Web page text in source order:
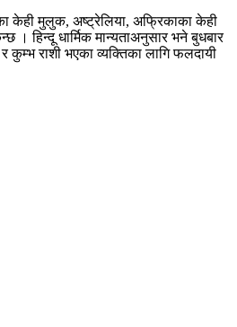
केही मुलुक, अष्ट्रेलिया, अफ्रिकाका केही
। हिन्दू धार्मिक मान्यताअनुसार भने बुधबार
कुम्भ राशी भएका व्यक्तिका लागि फलदायी